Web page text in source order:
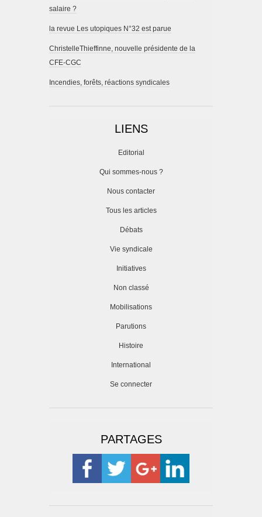
salaire ?
la revue Les utopiques N°32 est parue
ChristelleThieffinne, nouvelle présidente de la
CFE-CGC
Incendies, forêts, réactions syndicales
LIENS
Editorial
Qui sommes-nous ?
Nous contacter
Tous les articles
Débats
Vie syndicale
Initiatives
Non classé
Mobilisations
Parutions
Histoire
International
Se connecter
PARTAGES